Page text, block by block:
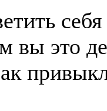
вы это